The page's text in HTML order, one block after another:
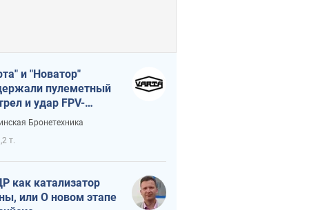
и "Новатор"
пулеметный
и удар FPV-
сохранив жизнь
Бронетехника
т.
как катализатор
или О новом этапе